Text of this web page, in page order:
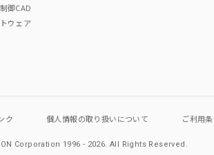
る可能性があります。
御CAD
ウェア
ク 個人情報の取り扱いについて ご利用
Corporation 1996 - 2026.All Rights Reserved.